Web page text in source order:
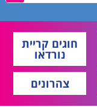
חוגים קריית
נורדאו
צהרונים